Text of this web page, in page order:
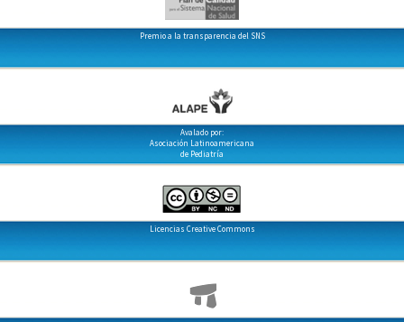
Premio a la transparencia del SNS
Avalado por:
Asociación Latinoamericana
de Pediatría
Licencias Creative Commons